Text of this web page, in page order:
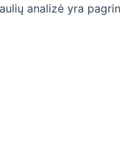
analizė yra